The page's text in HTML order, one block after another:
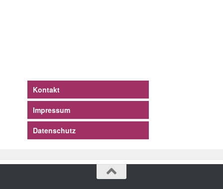
Kontakt
Impressum
Datenschutz